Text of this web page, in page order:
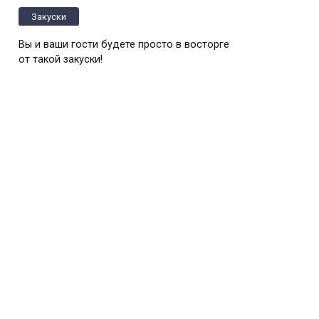
Закуски
Вы и ваши гости будете просто в восторге
от такой закуски!